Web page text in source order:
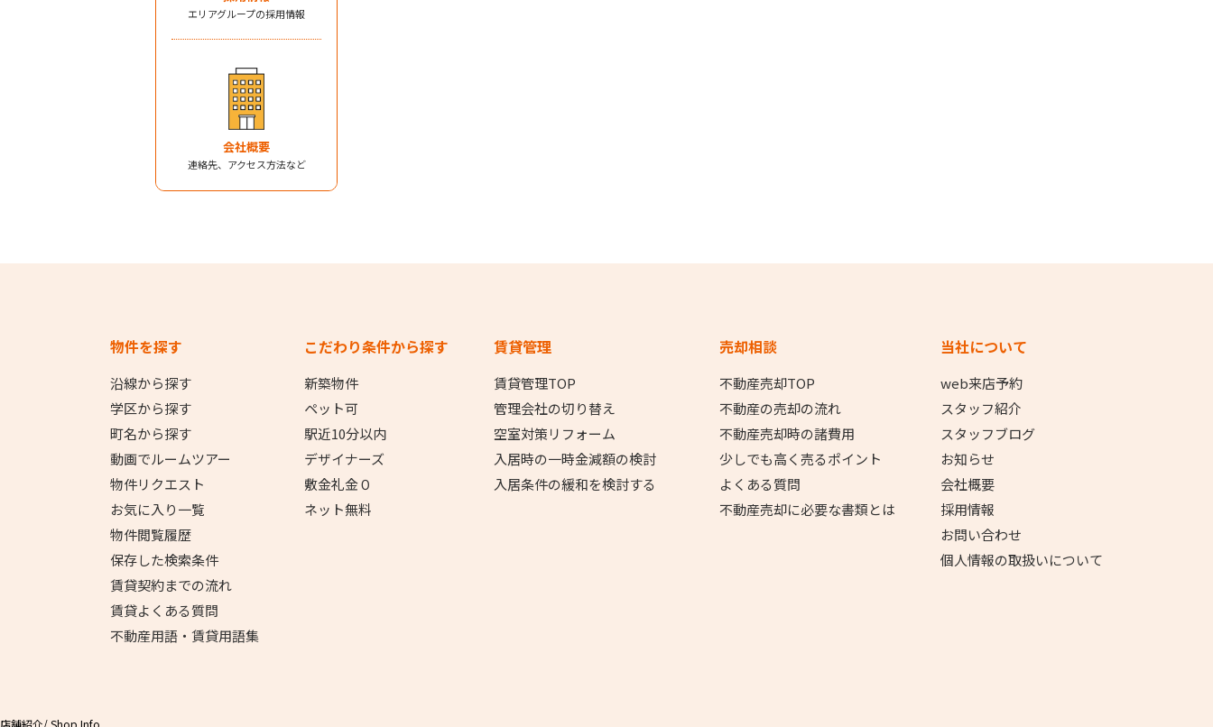
エリアグループの採用情報
会社概要
連絡先、アクセス方法など
物件を探す
沿線から探す
学区から探す
町名から探す
動画でルームツアー
物件リクエスト
お気に入り一覧
物件閲覧履歴
保存した検索条件
賃貸契約までの流れ
賃貸よくある質問
不動産用語・賃貸用語集
こだわり条件から探す
新築物件
ペット可
駅近10分以内
デザイナーズ
敷金礼金０
ネット無料
賃貸管理
賃貸管理TOP
管理会社の切り替え
空室対策リフォーム
入居時の一時金減額の検討
入居条件の緩和を検討する
売却相談
不動産売却TOP
不動産の売却の流れ
不動産売却時の諸費用
少しでも高く売るポイント
よくある質問
不動産売却に必要な書類とは
当社について
web来店予約
スタッフ紹介
スタッフブログ
お知らせ
会社概要
採用情報
お問い合わせ
個人情報の取扱いについて